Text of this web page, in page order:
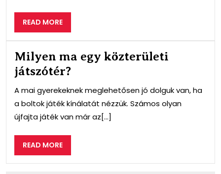
READ MOREREAD
MORE
Milyen ma egy közterületi
játszótér?
A mai gyerekeknek meglehetősen jó dolguk van, ha
a boltok játék kínálatát nézzük. Számos olyan
újfajta játék van már az[...]
READ MOREREAD
MORE